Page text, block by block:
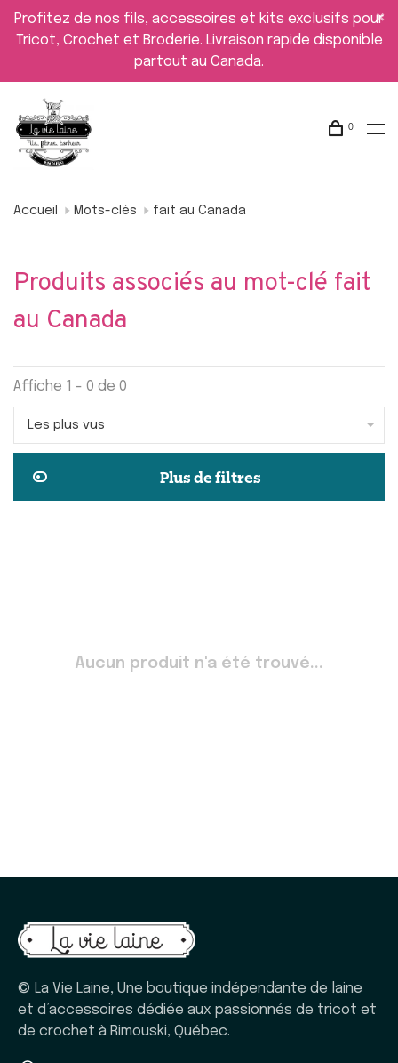
Profitez de nos fils, accessoires et kits exclusifs pour
Tricot, Crochet et Broderie. Livraison rapide disponible
partout au Canada.
0
Accueil Mots-clés fait au Canada
Produits associés au mot-clé fait
au Canada
Affiche 1 - 0 de 0
Les plus vus
Plus de filtres
Aucun produit n'a été trouvé...
© La Vie Laine, Une boutique indépendante de laine
et d’accessoires dédiée aux passionnés de tricot et
de crochet à Rimouski, Québec.